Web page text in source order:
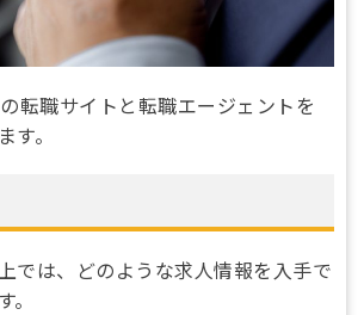
転職サイトと転職エージェントを
す。
では、どのような求人情報を入手で